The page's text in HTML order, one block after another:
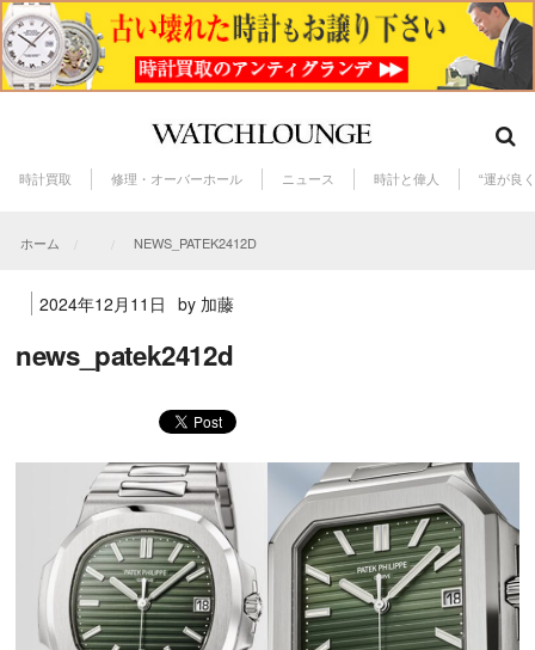
時計買取 修理・オーバーホール ニュース 時計と偉人 “運が良
ホーム NEWS_PATEK2412D
2024年12月11日 by 加藤
news_patek2412d